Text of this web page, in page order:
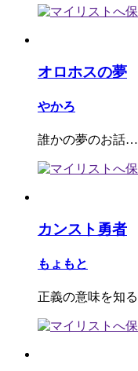
オロホスの夢
やかろ
誰かの夢のお話
カンスト勇者
もょもと
正義の意味を知